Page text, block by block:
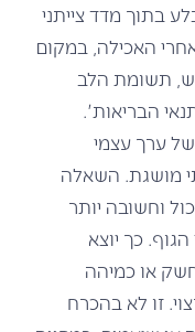
בתוך מדד צייתני
האכילה, במקום
תשומת הלב
הבריאות'.
ערך עצמי
מושגת. השאלה
וחשובה יותר
כך יוצא
או כמיהה
זו לא בהכרח